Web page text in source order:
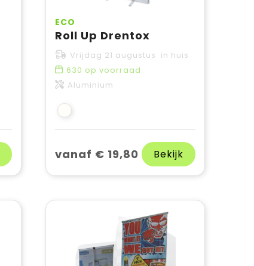
ECO
Roll Up Drentox
Vrijdag 21 augustus in huis
630 op voorraad
Aluminium
vanaf € 19,80 Bekijk